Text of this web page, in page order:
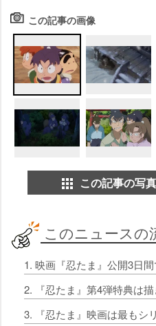
この記事の画像
この記事の写
このニュースの